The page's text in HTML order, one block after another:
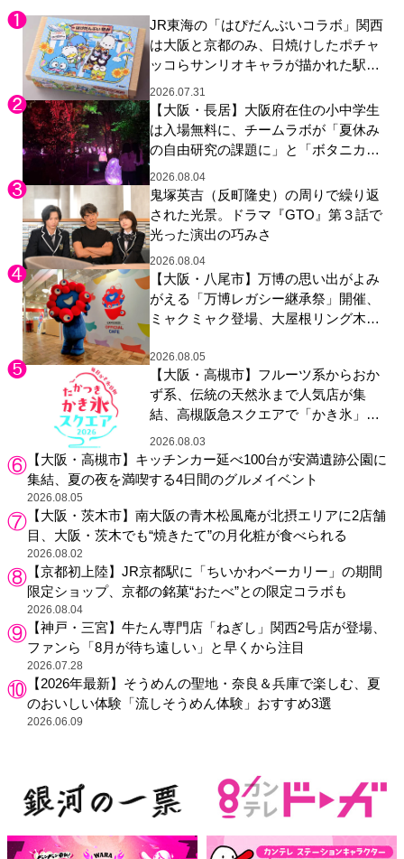
JR東海の「はぴだんぶいコラボ」関西
は大阪と京都のみ、日焼けしたポチャ
ッコらサンリオキャラが描かれた駅弁
やグッズが登場
2026.07.31
【大阪・長居】大阪府在住の小中学生
は入場無料に、チームラボが「夏休み
の自由研究の課題に」と「ボタニカル
ガーデン 大阪」へ招待
2026.08.04
鬼塚英吉（反町隆史）の周りで繰り返
された光景。ドラマ『GTO』第３話で
光った演出の巧みさ
2026.08.04
【大阪・八尾市】万博の思い出がよみ
がえる「万博レガシー継承祭」開催、
ミャクミャク登場、大屋根リング木材
展示も
2026.08.05
【大阪・高槻市】フルーツ系からおか
ず系、伝統の天然氷まで人気店が集
結、高槻阪急スクエアで「かき氷」祭
り
2026.08.03
【大阪・高槻市】キッチンカー延べ100台が安満遺跡公園に
集結、夏の夜を満喫する4日間のグルメイベント
2026.08.05
【大阪・茨木市】南大阪の青木松風庵が北摂エリアに2店舗
目、大阪・茨木でも“焼きたて”の月化粧が食べられる
2026.08.02
【京都初上陸】JR京都駅に「ちいかわベーカリー」の期間
限定ショップ、京都の銘菓“おたべ”との限定コラボも
2026.08.04
【神戸・三宮】牛たん専門店「ねぎし」関西2号店が登場、
ファンら「8月が待ち遠しい」と早くから注目
2026.07.28
【2026年最新】そうめんの聖地・奈良＆兵庫で楽しむ、夏
のおいしい体験「流しそうめん体験」おすすめ3選
2026.06.09